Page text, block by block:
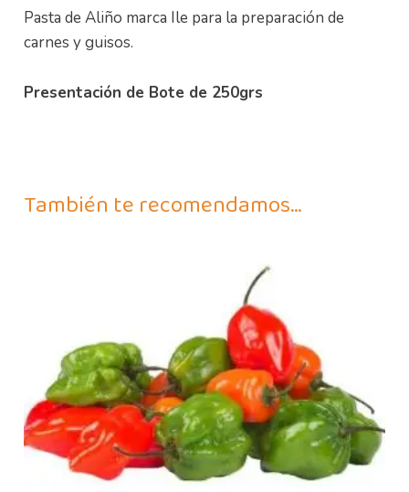
Pasta de Aliño marca Ile para la preparación de
carnes y guisos.
Presentación de Bote de 250grs
También te recomendamos…